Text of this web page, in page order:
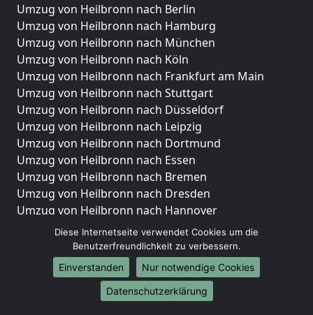
Umzug von Heilbronn nach Berlin
Umzug von Heilbronn nach Hamburg
Umzug von Heilbronn nach München
Umzug von Heilbronn nach Köln
Umzug von Heilbronn nach Frankfurt am Main
Umzug von Heilbronn nach Stuttgart
Umzug von Heilbronn nach Düsseldorf
Umzug von Heilbronn nach Leipzig
Umzug von Heilbronn nach Dortmund
Umzug von Heilbronn nach Essen
Umzug von Heilbronn nach Bremen
Umzug von Heilbronn nach Dresden
Umzug von Heilbronn nach Hannover
Umzug von Heilbronn nach Nürnberg
Umzug von Heilbronn nach Duisburg
Umzug von Heilbronn nach Bochum
Umzug von Heilbronn nach Wuppertal
Umzug von Heilbronn nach Bielefeld
Diese Internetseite verwendet Cookies um die
Benutzerfreundlichkeit zu verbessern.
Einverstanden
Nur notwendige Cookies
Datenschutzerklärung